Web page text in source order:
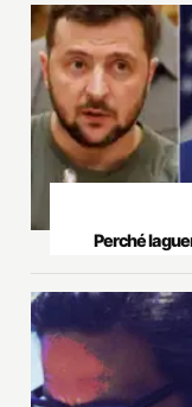
Perché la